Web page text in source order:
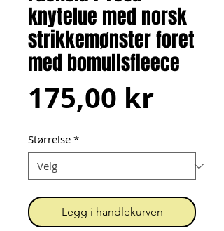
knytelue med norsk
strikkemønster foret
med bomullsfleece
175,00 krPris
Størrelse *
Legg i handlekurven